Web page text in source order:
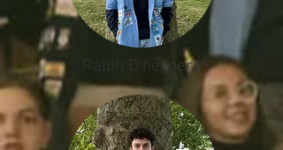
Ralph D'heygere